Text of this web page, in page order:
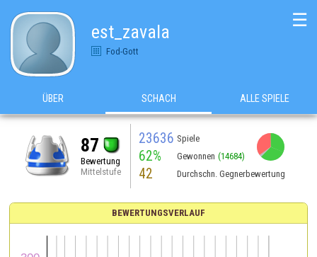
est_zavala
Fod-Gott
☰
ÜBER SCHACH ALLE SPIELE
87
Bewertung
Mittelstufe
23636 Spiele
62% Gewonnen (14684)
42 Durchschn. Gegnerbewertung
BEWERTUNGSVERLAUF